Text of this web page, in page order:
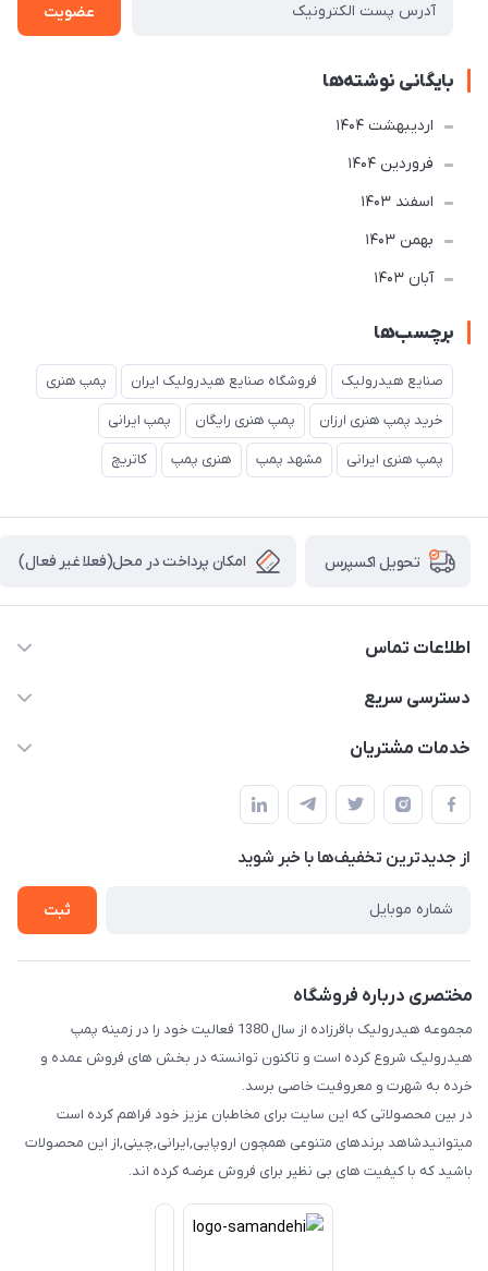
عضویت
بایگانی نوشته‌ها
ارديبهشت 1404
فروردین 1404
اسفند 1403
بهمن 1403
آبان 1403
برچسب‌ها
صنایع هیدرولیک فروشگاه صنایع هیدرولیک ایران پمپ هنری
خرید پمپ هنری ارزان پمپ هنری رایگان پمپ ایرانی
پمپ هنری ایرانی مشهد پمپ هنری پمپ کاتریچ
تحویل اکسپرس امکان پرداخت در محل(فعلا غیر فعال)
اطلاعات تماس
04432336021
دسترسی سریع
حساب کاربری
لیست محصولات
درباره ما
خدمات مشتریان
قوانین و مقررات
حریم خصوصی
راهنما
از جدید‌ترین تخفیف‌ها با‌ خبر شوید
ثبت
مختصری درباره فروشگاه
مجموعه هیدرولیک باقرزاده از سال 1380 فعالیت خود را در زمینه پمپ
هیدرولیک شروع کرده است و تاکنون توانسته در بخش های فروش عمده و
خرده به شهرت و معروفیت خاصی برسد.
در بین محصولاتی که این سایت برای مخاطبان عزیز خود فراهم کرده است
میتوانیدشاهد برندهای متنوعی همچون اروپایی,ایرانی,چینی,از این محصولات
باشید که با کیفیت های بی نظیر برای فروش عرضه کرده اند.